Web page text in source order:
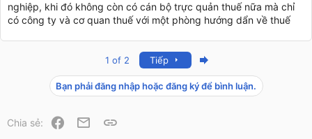
nghiệp, khi đó không còn có cán bộ trực quản thuế nữa mà chỉ
có công ty và cơ quan thuế với một phòng hướng dẩn về thuế
1 of 2 Tiếp
Bạn phải đăng nhập hoặc đăng ký để bình luận.
Chia sẻ: Facebook
Email